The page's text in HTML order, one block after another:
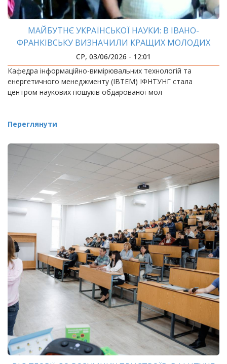
МАЙБУТНЄ УКРАЇНСЬКОЇ НАУКИ: В ІВАНО-
ФРАНКІВСЬКУ ВИЗНАЧИЛИ КРАЩИХ МОЛОДИХ
ФАХІВЦІВ З ІНФОРМАЦІЙНО-ВИМІРЮВАЛЬНИХ
ТЕХНОЛОГІЙ
СР, 03/06/2026 - 12:01
Кафедра інформаційно-вимірювальних технологій та
енергетичного менеджменту (ІВТЕМ) ІФНТУНГ стала
центром наукових пошуків обдарованої мол
Переглянути